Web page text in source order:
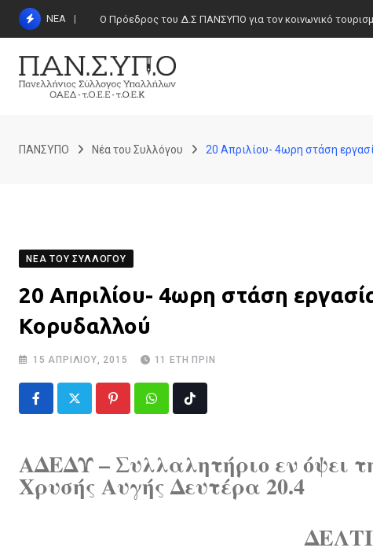
Skip
content
ΝΕΑ Ο Πρόεδρος του Δ.Σ ΠΑΝΣΥΠΟ για τον κοινωνικό
ΠΑΝΣΥΠΟ Νέα του Συλλόγου 20 Απριλίου- 4ωρη στάση
ΝΈΑ ΤΟΥ ΣΥΛΛΌΓΟΥ
20 Απριλίου- 4ωρη στάση
Κορυδαλλού
15 ΑΠΡΙΛΊΟΥ, 2015 11 ΈΤΗ ΠΡΙΝ
PinterestWhatsappTiktok
ΑΔΕΔΥ – Συλλαλητήριο εν όψει
Χρυσής Αυγής Δευτέρα 20.4